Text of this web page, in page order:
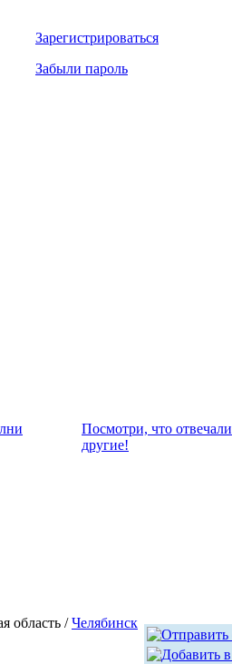
Зарегистрироваться
Забыли пароль
Посмотри, что отвeчали
другие!
область /Челябинск